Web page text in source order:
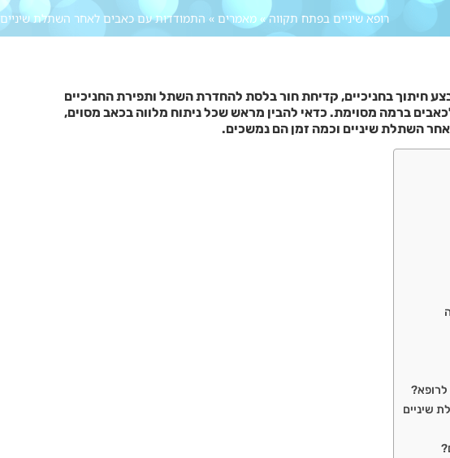
רופא שיניים בפתח תקווה»מאמרים » התמודדות עם כאבים לאחר השתלת שיניים
חיתוך בחניכיים, קדיחת חור בלסת להחדרת השתל ותפירת החניכיים
ברמה מסוימת. כדאי להבין מראש שכל ניתוח מלווה בכאב מסוים,
השתלת שיניים וכמה זמן הם נמשכים.
שיניים